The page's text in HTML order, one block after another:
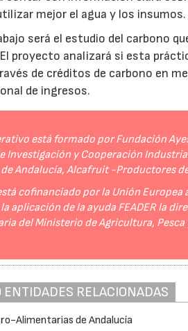
mejor el agua y los insumos.
será el estudio del carbono
proyecto analizará si esta
de créditos de carbono en
de ingresos.
está formado por Fundación
Investigación y Cooperación
Andalucía, Alcafruit -Productores
cofinanciado por la Unión
aplicación de la ayuda FEADER la
del Ministerio de Agricultura,
ENTIDADES RELACIONADAS
Alimentarias de Andalucía